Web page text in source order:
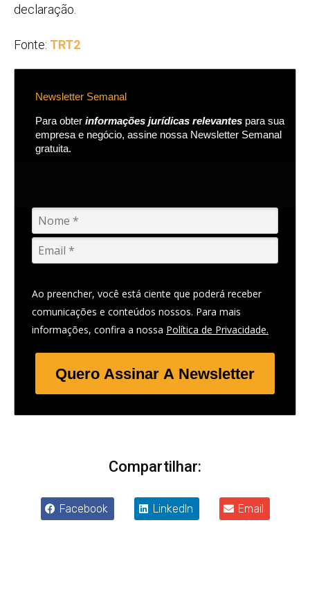
declaração.
Fonte: TRT2
Newsletter Semanal
Para obter informações jurídicas relevantes para sua
empresa e negócio, assine nossa Newsletter Semanal
gratuita.
Ao preencher, você está ciente que poderá receber
comunicações e conteúdos nossos. Para mais
informações, confira a nossa Política de Privacidade.
Quero Assinar A Newsletter
Compartilhar:
Facebook LinkedIn Email